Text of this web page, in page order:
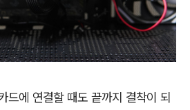
드에 연결할 때도 끝까지 결착이 되